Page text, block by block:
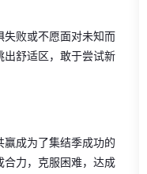
败或不愿面对未知而
舒适区，敢于尝试新
成为了集结季成功的
合力，克服困难，达成